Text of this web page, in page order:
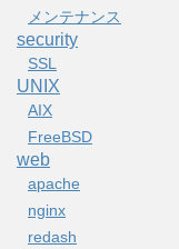
メンテナンス
security
SSL
UNIX
AIX
FreeBSD
web
apache
nginx
redash